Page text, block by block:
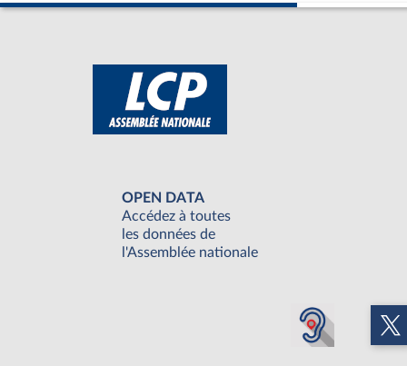
OPEN DATA
Accédez à toutes
les données de
l'Assemblée nationale